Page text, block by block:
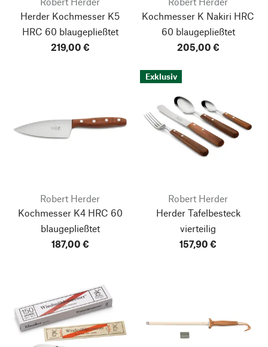
Herder Kochmesser K5
HRC 60 blaugepließtet
219,00 €
Kochmesser K Nakiri HRC
60 blaugepließtet
205,00 €
Robert Herder
Kochmesser K4 HRC 60
blaugepließtet
187,00 €
Exklusiv
Robert Herder
Herder Tafelbesteck
vierteilig
157,90 €